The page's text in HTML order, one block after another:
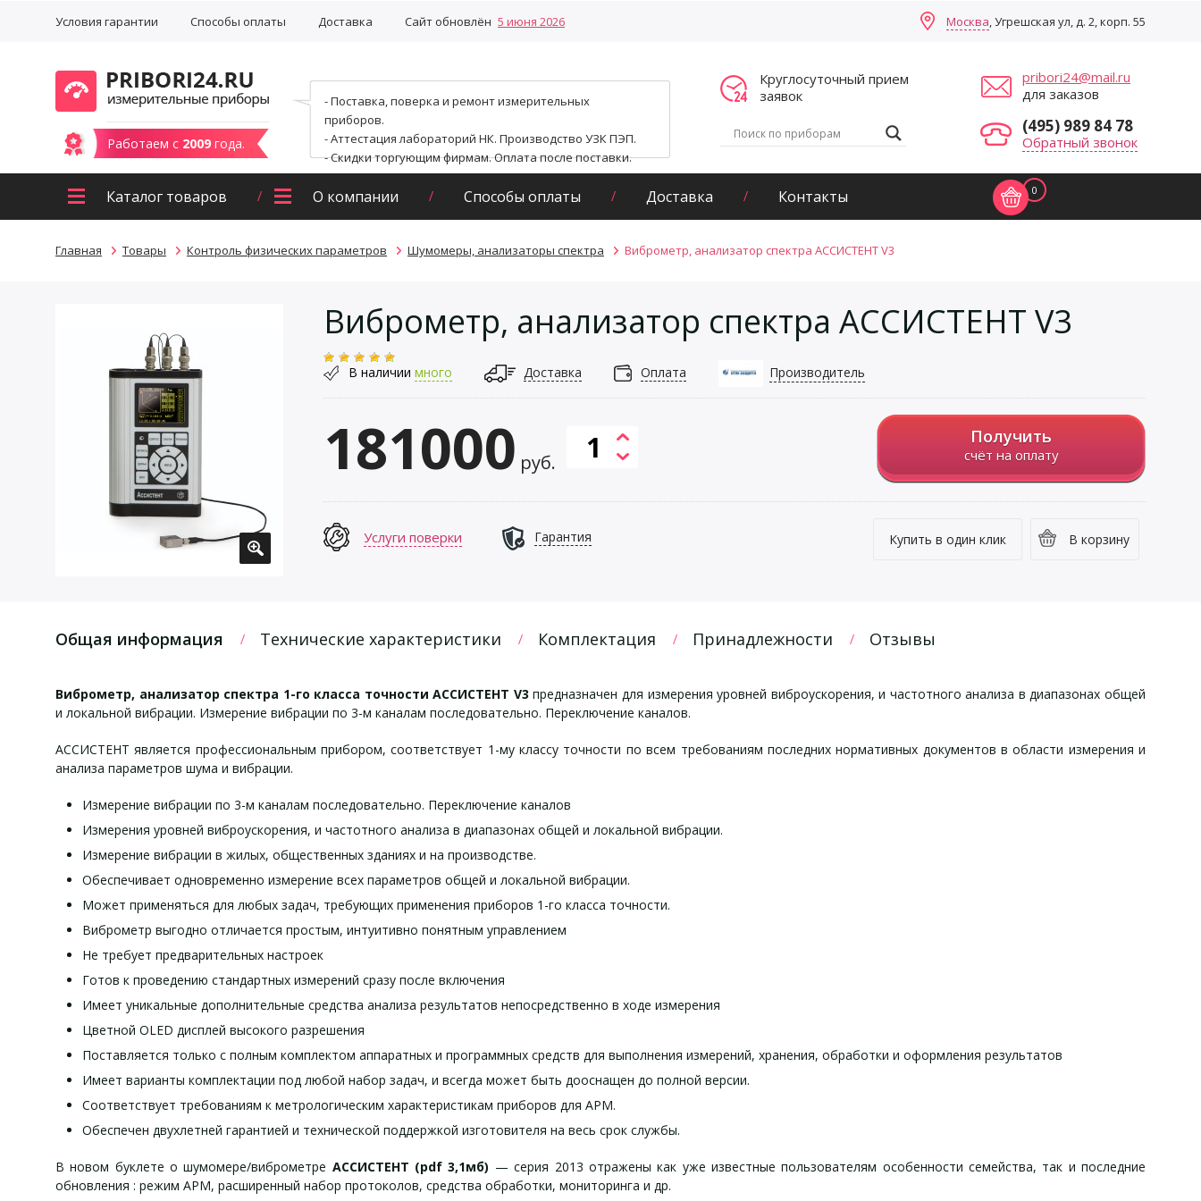
Условия гарантии Способы оплаты Доставка Сайт обновлён 5 июня 2026 Москва, Угрешская ул, д. 2, корп. 55
Работаем с 2009 года.
- Поставка, поверка и ремонт измерительных
приборов.
- Аттестация лабораторий НК. Производство УЗК ПЭП.
- Скидки торгующим фирмам. Оплата после поставки.
Круглосуточный прием
заявок
pribori24@mail.ru
для заказов
(495) 989 84 78
Обратный звонок
Каталог товаров О компании Способы оплаты Доставка Контакты 0
Главная Товары Контроль физических параметров Шумомеры, анализаторы спектра Виброметр, анализатор спектра АССИСТЕНТ V3
Виброметр, анализатор спектра АССИСТЕНТ V3
В наличии много Доставка Оплата Производитель
181000 руб.
Получить
счёт на оплату
В корзину
Купить в один клик
Услуги поверки Гарантия
Общая информация Технические характеристики Комплектация Принадлежности Отзывы
Виброметр, анализатор спектра 1-го класса точности АССИСТЕНТ V3 предназначен для измерения уровней виброускорения, и частотного анализа в диапазонах общей
и локальной вибрации. Измерение вибрации по 3-м каналам последовательно. Переключение каналов.
АССИСТЕНТ является профессиональным прибором, соответствует 1-му классу точности по всем требованиям последних нормативных документов в области измерения и
анализа параметров шума и вибрации.
Измерение вибрации по 3-м каналам последовательно. Переключение каналов
Измерения уровней виброускорения, и частотного анализа в диапазонах общей и локальной вибрации.
Измерение вибрации в жилых, общественных зданиях и на производстве.
Обеспечивает одновременно измерение всех параметров общей и локальной вибрации.
Может применяться для любых задач, требующих применения приборов 1-го класса точности.
Виброметр выгодно отличается простым, интуитивно понятным управлением
Не требует предварительных настроек
Готов к проведению стандартных измерений сразу после включения
Имеет уникальные дополнительные средства анализа результатов непосредственно в ходе измерения
Цветной OLED дисплей высокого разрешения
Поставляется только с полным комплектом аппаратных и программных средств для выполнения измерений, хранения, обработки и оформления результатов
Имеет варианты комплектации под любой набор задач, и всегда может быть дооснащен до полной версии.
Соответствует требованиям к метрологическим характеристикам приборов для АРМ.
Обеспечен двухлетней гарантией и технической поддержкой изготовителя на весь срок службы.
В новом буклете о шумомере/виброметре АССИСТЕНТ (pdf 3,1мб) — серия 2013 отражены как уже известные пользователям особенности семейства, так и последние
обновления : режим АРМ, расширенный набор протоколов, средства обработки, мониторинга и др.